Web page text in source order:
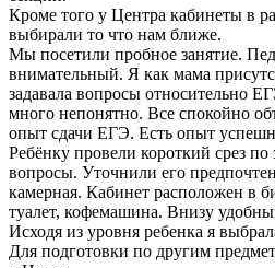
Кроме того у Центра кабинеты в
выбирали то что нам ближе.
Мы посетили пробное занятие.
внимательный. Я как мама
задавала вопросы относительно
много непонятно. Все спокойно
опыт сдачи ЕГЭ. Есть опыт
Ребёнку провели короткий срез по
вопросы. Уточнили его
камерная. Кабинет расположен в
туалет, кофемашина. Внизу
Исходя из уровня ребенка я
Для подготовки по другим